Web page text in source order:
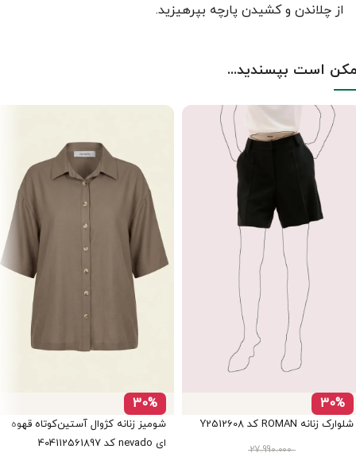
از چلاندن و کشيدن پارچه بپرهيزيد.
است بپسندید...
30%
شلوارک زنانه ROMAN کد Y2512608
27.990.000
30%
شومیز زنانه کژوال آستین‌کوتاه قهوه
ای nevado کد 404112561897